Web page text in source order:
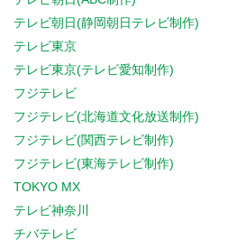
テレビ朝日(静岡朝日テレビ制作)
テレビ東京
テレビ東京(テレビ愛知制作)
フジテレビ
フジテレビ(北海道文化放送制作)
フジテレビ(関西テレビ制作)
フジテレビ(東海テレビ制作)
TOKYO MX
テレビ神奈川
チバテレビ